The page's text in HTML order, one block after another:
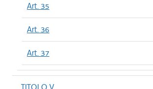
Art. 35
Art. 36
Art. 37